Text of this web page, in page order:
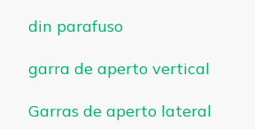
din parafuso
garra de aperto vertical
Garras de aperto lateral